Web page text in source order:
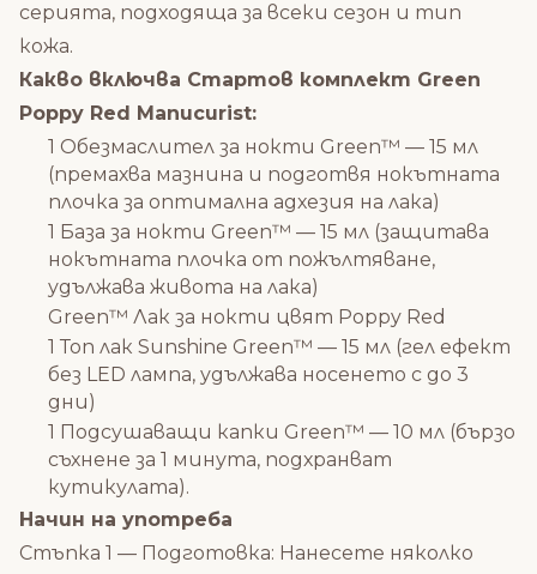
серията, подходяща за всеки сезон и тип
кожа.
Какво включва Стартов комплект Green
Poppy Red Manucurist:
1 Обезмаслител за нокти Green™ — 15 мл
(премахва мазнина и подготвя нокътната
плочка за оптимална адхезия на лака)
1 База за нокти Green™ — 15 мл (защитава
нокътната плочка от пожълтяване,
удължава живота на лака)
Green™ Лак за нокти цвят Poppy Red
1 Топ лак Sunshine Green™ — 15 мл (гел ефект
без LED лампа, удължава носенето с до 3
дни)
1 Подсушаващи капки Green™ — 10 мл (бързо
съхнене за 1 минута, подхранват
кутикулата).
Начин на употреба
Стъпка 1 — Подготовка: Нанесете няколко